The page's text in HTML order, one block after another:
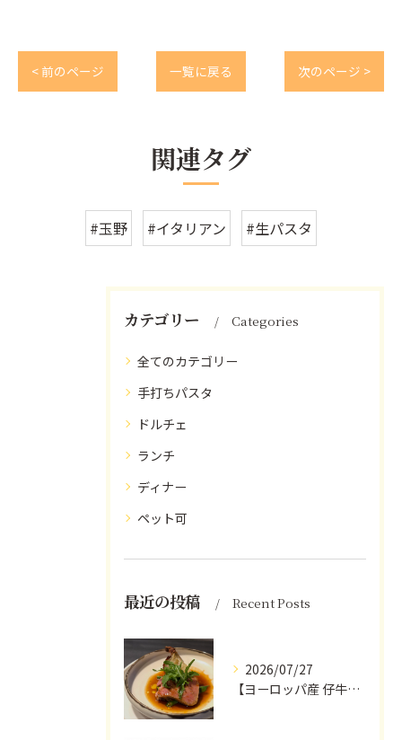
< 前のページ 一覧に戻る 次のページ >
関連タグ
#玉野 #イタリアン #生パスタ
カテゴリー Categories
全てのカテゴリー
手打ちパスタ
ドルチェ
ランチ
ディナー
ペット可
最近の投稿 Recent Posts
2026/07/27
【ヨーロッパ産 仔牛のタンとフォンドヴォー】